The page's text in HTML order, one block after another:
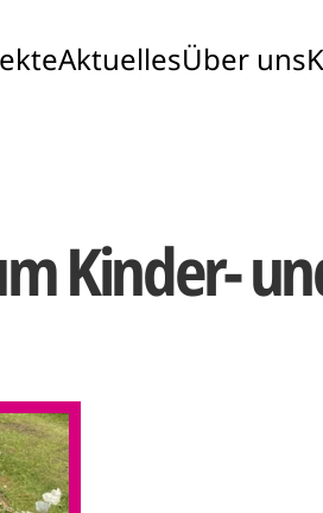
AktuellesÜber uns
Kinder-